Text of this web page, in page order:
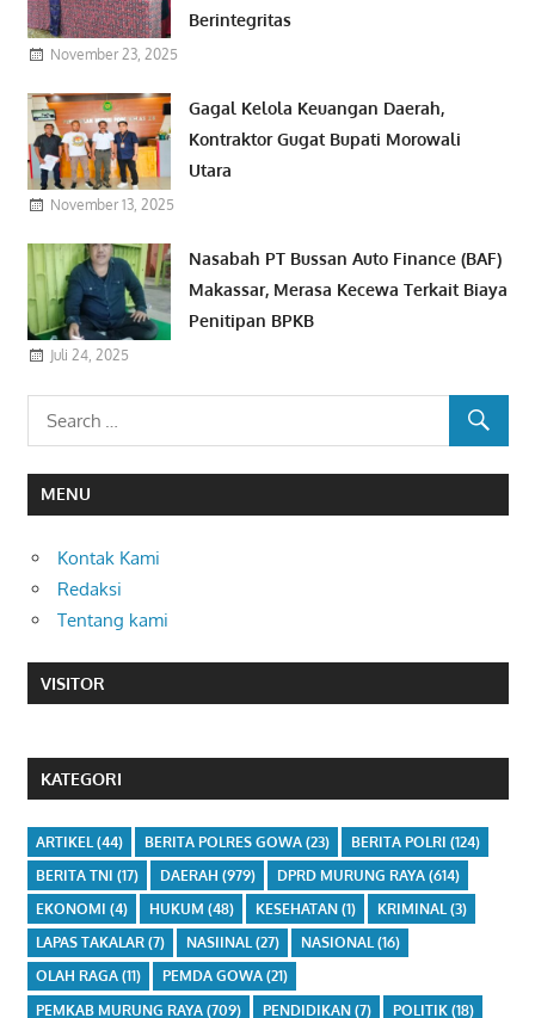
Berintegritas
November 23, 2025
Gagal Kelola Keuangan Daerah,
Kontraktor Gugat Bupati Morowali
Utara
November 13, 2025
Nasabah PT Bussan Auto Finance (BAF)
Makassar, Merasa Kecewa Terkait Biaya
Penitipan BPKB
Juli 24, 2025
MENU
Kontak Kami
Redaksi
Tentang kami
VISITOR
KATEGORI
ARTIKEL (44) BERITA POLRES GOWA(23) BERITA POLRI (124)
BERITA TNI (17) DAERAH (979) DPRD MURUNG RAYA(614)
EKONOMI (4) HUKUM (48) KESEHATAN(1) KRIMINAL(3)
LAPAS TAKALAR(7) NASIINAL(27) NASIONAL(16)
OLAH RAGA(11) PEMDA GOWA(21)
PEMKAB MURUNG RAYA(709) PENDIDIKAN(7) POLITIK(18)